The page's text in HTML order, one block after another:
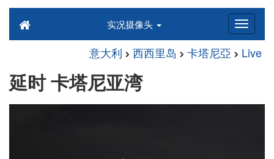
实况摄像头
意大利 西西里岛 卡塔尼亞 Live
延时 卡塔尼亚湾